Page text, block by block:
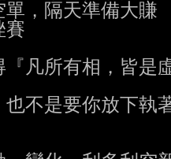
，隔天準備大賺
賽
凡所有相，皆是
不是要你放下